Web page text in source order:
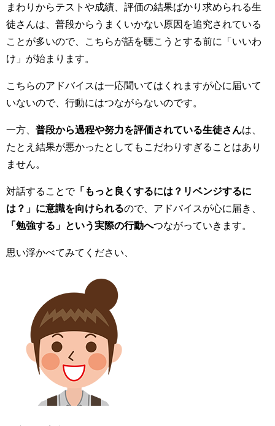
まわりからテストや成績、評価の結果ばかり求められる生
徒さんは、普段からうまくいかない原因を追究されている
ことが多いので、こちらが話を聴こうとする前に「いいわ
け」が始まります。
こちらのアドバイスは一応聞いてはくれますが心に届いて
いないので、行動にはつながらないのです。
一方、 普段から過程や努力を評価されている生徒さんは、
たとえ結果が悪かったとしてもこだわりすぎることはあり
ません。
対話することで「もっと良くするには？リベンジするに
は？」に意識を向けられるので、アドバイスが心に届き、
「勉強する」という実際の行動へつながっていきます。
思い浮かべてみてください、